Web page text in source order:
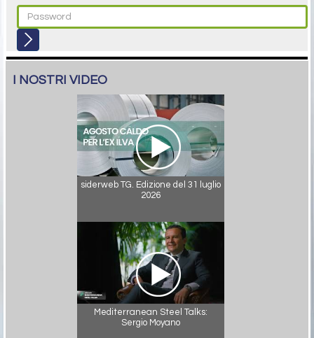
I NOSTRI VIDEO
siderweb TG. Edizione del 31 luglio
2026
Mediterranean Steel Talks:
Sergio Moyano